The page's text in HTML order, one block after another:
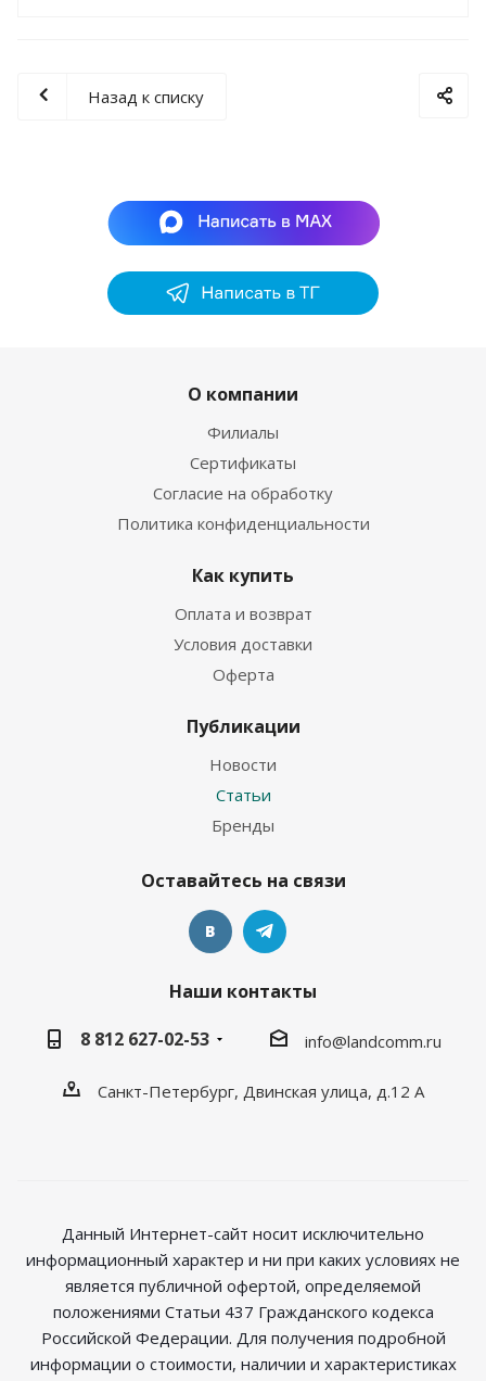
Назад к списку
О компании
Филиалы
Сертификаты
Согласие на обработку
Политика конфиденциальности
Как купить
Оплата и возврат
Условия доставки
Оферта
Публикации
Новости
Статьи
Бренды
Оставайтесь на связи
Наши контакты
8 812 627-02-53
info@landcomm.ru
Санкт-Петербург, Двинская улица, д.12 А
Данный Интернет-сайт носит исключительно
информационный характер и ни при каких условиях не
является публичной офертой, определяемой
положениями Статьи 437 Гражданского кодекса
Российской Федерации. Для получения подробной
информации о стоимости, наличии и характеристиках